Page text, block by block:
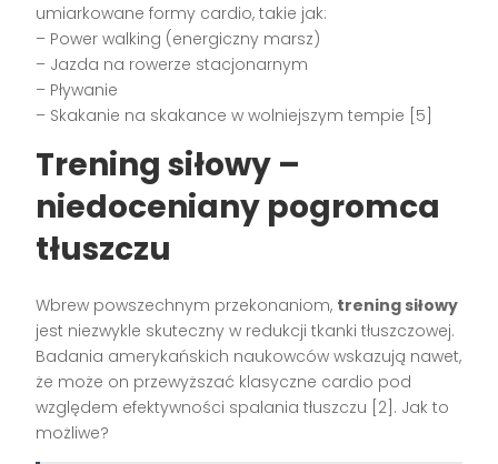
umiarkowane formy cardio, takie jak:
– Power walking (energiczny marsz)
– Jazda na rowerze stacjonarnym
– Pływanie
– Skakanie na skakance w wolniejszym tempie [5]
Trening siłowy –
niedoceniany pogromca
tłuszczu
Wbrew powszechnym przekonaniom, trening siłowy
jest niezwykle skuteczny w redukcji tkanki tłuszczowej.
Badania amerykańskich naukowców wskazują nawet,
że może on przewyższać klasyczne cardio pod
względem efektywności spalania tłuszczu [2]. Jak to
możliwe?